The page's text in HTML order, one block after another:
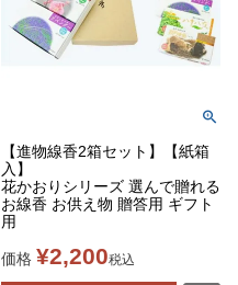
【進物線香2箱セット】【紙箱
入】
花かおりシリーズ 選んで贈れる
お線香 お供え物 贈答用 ギフト
用
価格 ¥2,200税込